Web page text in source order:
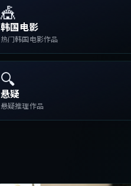
🎪
韩国电影
热门韩国电影作品
🔍
悬疑
悬疑推理作品